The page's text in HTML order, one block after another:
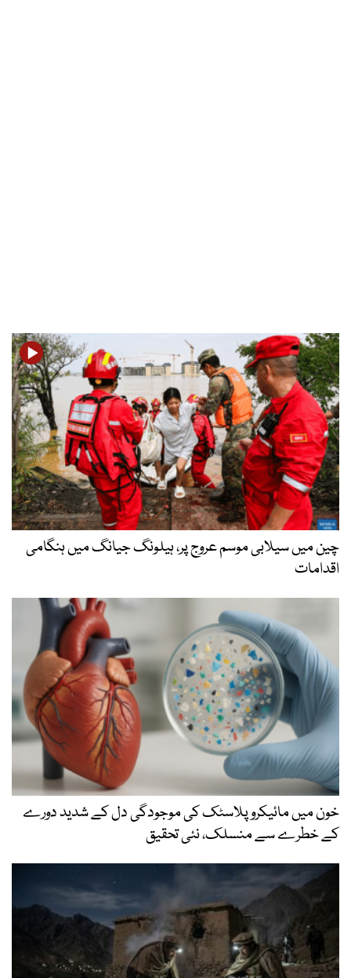
چین میں سیلابی موسم عروج پر، ہیلونگ جیانگ میں ہنگامی
اقدامات
خون میں مائیکرو پلاسٹک کی موجودگی دل کے شدید دورے
کے خطرے سے منسلک، نئی تحقیق